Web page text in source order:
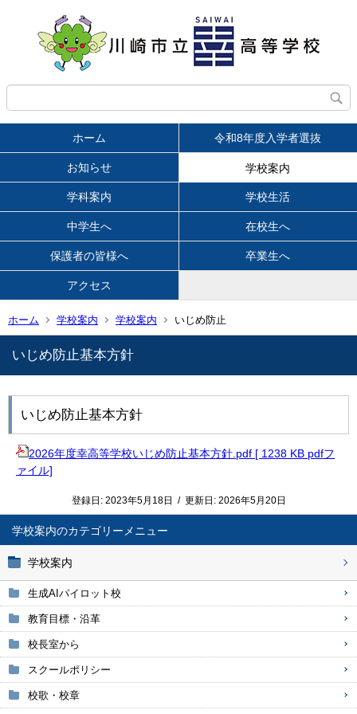
ホーム 令和8年度入学者選抜
お知らせ 学校案内
学科案内 学校生活
中学生へ 在校生へ
保護者の皆様へ 卒業生へ
アクセス
ホーム 学校案内 学校案内 いじめ防止
学校案内
学校案内
生成AIパイロット校
教育目標・沿革
校長室から
スクールポリシー
校歌・校章
いじめ防止基本方針
いじめ防止基本方針
2026年度幸高等学校いじめ防止基本方針.pdf [ 1238 KB pdfフ
ァイル]
登録日: 2023年5月18日 / 更新日: 2026年5月20日